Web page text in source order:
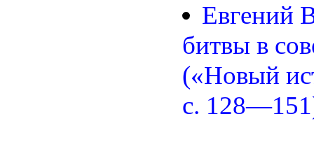
Евгений
битвы в
(«Новый
с.